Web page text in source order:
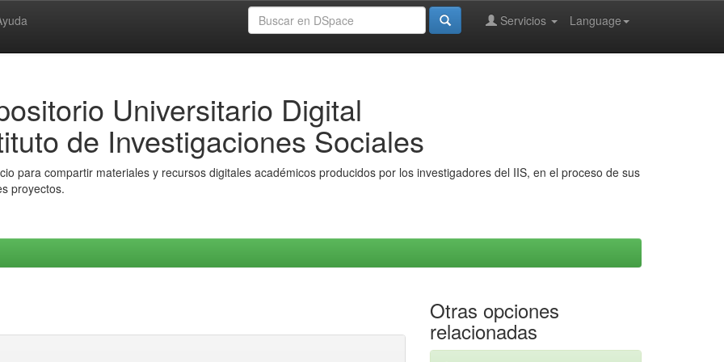
Language
Servicios
Universitario Digital
de Investigaciones Sociales
para compartir materiales y recursos digitales académicos producidos por los investigadores del IIS, en el proceso de sus
proyectos.
Otras opciones
relacionadas